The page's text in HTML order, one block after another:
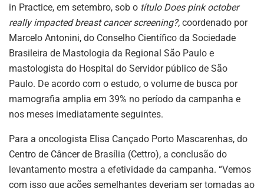
in Practice, em setembro, sob o título Does pink october
really impacted breast cancer screening?, coordenado por
Marcelo Antonini, do Conselho Científico da Sociedade
Brasileira de Mastologia da Regional São Paulo e
mastologista do Hospital do Servidor público de São
Paulo. De acordo com o estudo, o volume de busca por
mamografia amplia em 39% no período da campanha e
nos meses imediatamente seguintes.
Para a oncologista Elisa Cançado Porto Mascarenhas, do
Centro de Câncer de Brasília (Cettro), a conclusão do
levantamento mostra a efetividade da campanha. “Vemos
com isso que ações semelhantes deveriam ser tomadas ao